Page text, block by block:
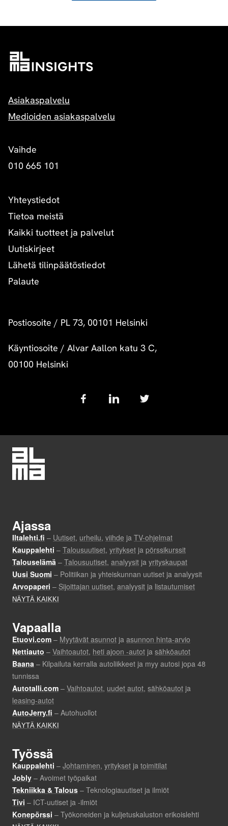
Asiakaspalvelu
Medioiden asiakaspalvelu
Vaihde
010 665 101
Yhteystiedot
Tietoa meistä
Kaikki tuotteet ja palvelut
Uutiskirjeet
Lähetä tilinpäätöstiedot
Palaute
Postiosoite / PL 73, 00101 Helsinki
Käyntiosoite / Alvar Aallon katu 3 C,
00100 Helsinki